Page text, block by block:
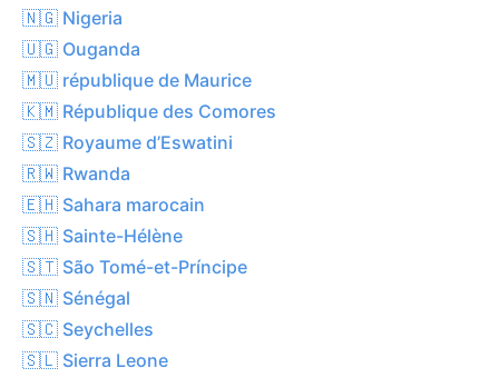
🇳🇬 Nigeria
🇺🇬 Ouganda
🇲🇺 république de Maurice
🇰🇲 République des Comores
🇸🇿 Royaume d’Eswatini
🇷🇼 Rwanda
🇪🇭 Sahara marocain
🇸🇭 Sainte-Hélène
🇸🇹 São Tomé-et-Príncipe
🇸🇳 Sénégal
🇸🇨 Seychelles
🇸🇱 Sierra Leone